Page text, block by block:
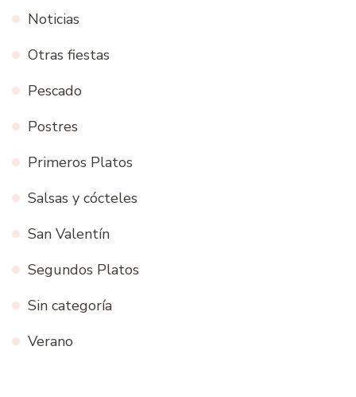
Noticias
Otras fiestas
Pescado
Postres
Primeros Platos
Salsas y cócteles
San Valentín
Segundos Platos
Sin categoría
Verano